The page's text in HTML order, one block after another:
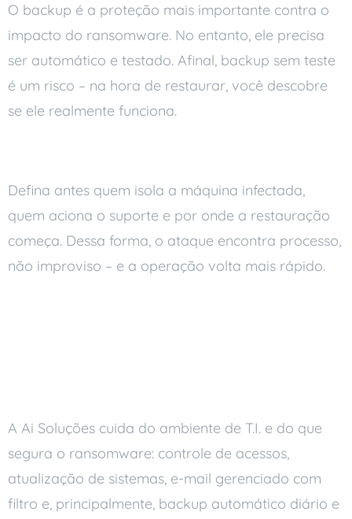
O backup é a proteção mais importante contra o
impacto do ransomware. No entanto, ele precisa
ser automático e testado. Afinal, backup sem teste
é um risco – na hora de restaurar, você descobre
se ele realmente funciona.
Defina antes quem isola a máquina infectada,
quem aciona o suporte e por onde a restauração
começa. Dessa forma, o ataque encontra processo,
não improviso – e a operação volta mais rápido.
A Ai Soluções cuida do ambiente de T.I. e do que
segura o ransomware: controle de acessos,
atualização de sistemas, e-mail gerenciado com
filtro e, principalmente, backup automático diário e